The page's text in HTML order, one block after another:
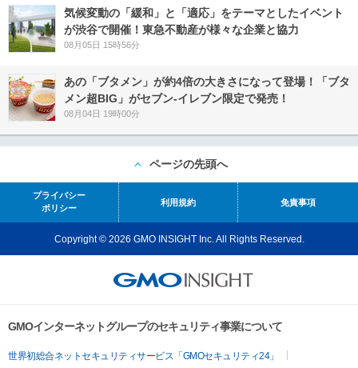
気候変動の「緩和」と「適応」をテーマとしたイベント
が渋谷で開催！東急不動産が様々な企業と協力
08月05日 15時56分
あの「ブタメン」が約4倍の大きさになって登場！「ブタ
メン超BIG」がセブン‐イレブン限定で発売！
08月04日 19時00分
ページの先頭へ
プライバシー
ポリシー
利用規約 免責事項
Copyright © 2026 GMO INSIGHT Inc. All Rights Reserved.
GMOインターネットグループのセキュリティ事業について
世界初総合ネットセキュリティサービス「GMOセキュリティ24」